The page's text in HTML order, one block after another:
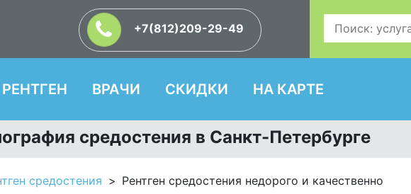
+7(812)209-29-49
РЕНТГЕН ВРАЧИ СКИДКИ НА КАРТЕ
средостения в Санкт-Петербурге
средостения Рентген средостения недорого и качественно